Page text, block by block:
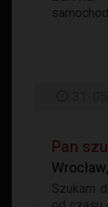
Pan
Szukam